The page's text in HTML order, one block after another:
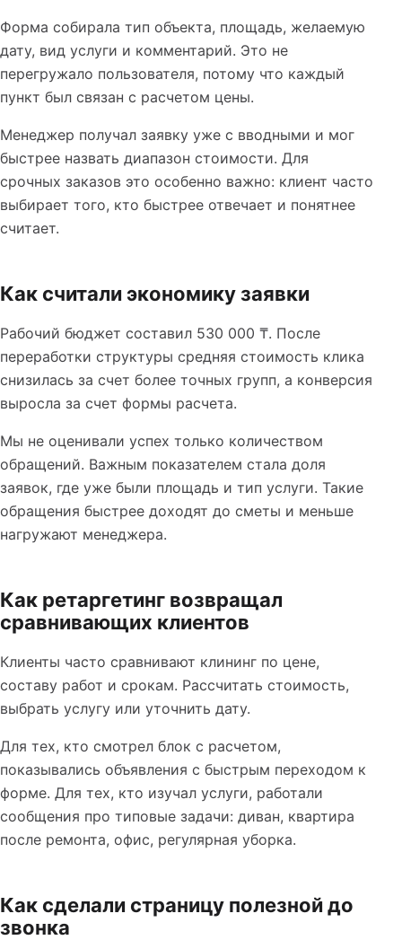
Форма собирала тип объекта, площадь, желаемую
дату, вид услуги и комментарий. Это не
перегружало пользователя, потому что каждый
пункт был связан с расчетом цены.
Менеджер получал заявку уже с вводными и мог
быстрее назвать диапазон стоимости. Для
срочных заказов это особенно важно: клиент часто
выбирает того, кто быстрее отвечает и понятнее
считает.
Как считали экономику заявки
Рабочий бюджет составил 530 000 ₸. После
переработки структуры средняя стоимость клика
снизилась за счет более точных групп, а конверсия
выросла за счет формы расчета.
Мы не оценивали успех только количеством
обращений. Важным показателем стала доля
заявок, где уже были площадь и тип услуги. Такие
обращения быстрее доходят до сметы и меньше
нагружают менеджера.
Как ретаргетинг возвращал
сравнивающих клиентов
Клиенты часто сравнивают клининг по цене,
составу работ и срокам. Рассчитать стоимость,
выбрать услугу или уточнить дату.
Для тех, кто смотрел блок с расчетом,
показывались объявления с быстрым переходом к
форме. Для тех, кто изучал услуги, работали
сообщения про типовые задачи: диван, квартира
после ремонта, офис, регулярная уборка.
Как сделали страницу полезной до
звонка